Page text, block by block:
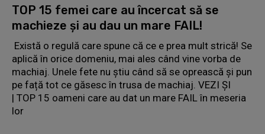
TOP 15 femei care au încercat să se
machieze și au dau un mare FAIL!
Există o regulă care spune că ce e prea mult strică! Se
aplică în orice domeniu, mai ales când vine vorba de
machiaj. Unele fete nu știu când să se oprească și pun
pe față tot ce găsesc în trusa de machiaj. VEZI ȘI
| TOP 15 oameni care au dat un mare FAIL în meseria
lor